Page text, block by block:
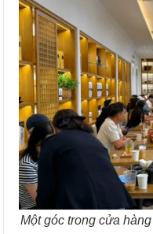
Một góc trong cửa